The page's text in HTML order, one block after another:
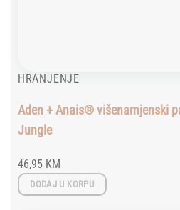
HRANJENJE
Aden + Anais® višenamjenski
Jungle
46,95 KM
DODAJ U KORPU